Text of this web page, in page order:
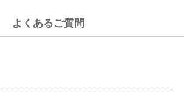
よくあるご質問